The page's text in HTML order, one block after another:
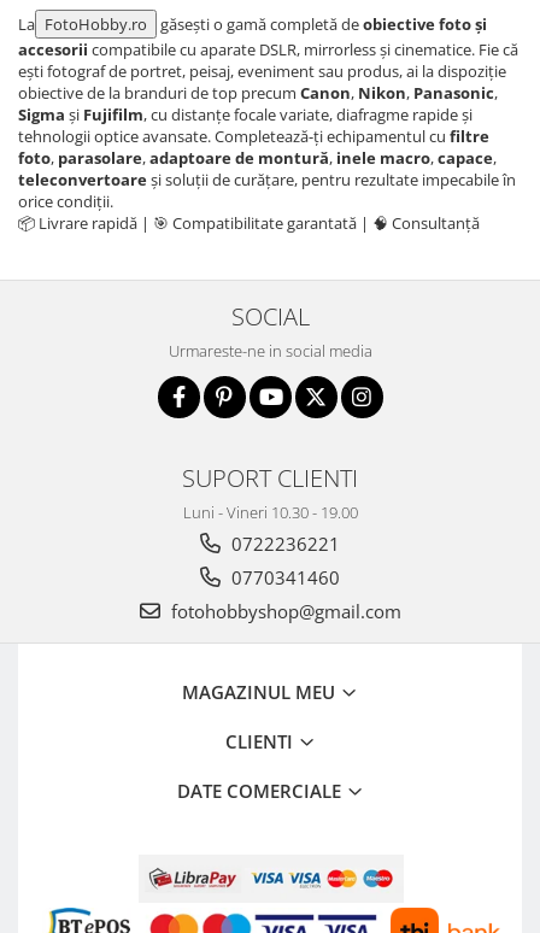
Aparate foto de colectie -
Miniaturi
Accesorii pt. aparate foto de
colectie
Aparate de colectie de tip Box-
Camera
Reviste, carti si software
Aparate foto SECOND HAND
Aparate foto Mirrorless (SH)
Aparate foto DSLR (SH)
Aparate foto SLR (pe film) (SH)
Aparate Foto Compacte (SH)
Obiective foto Mirrorless (SH)
Obiective foto DSLR (SH)
Obiective foto SLR (pe film) (SH)
Accesorii pentru obiective ,
SECOND HAND
Blitz-uri studio , SECOND HAND
Imprimante SECOND HAND
Genti, huse, curele
La FotoHobby.ro găsești o gamă completă deobiective foto și
accesorii compatibile cu aparate DSLR, mirrorless și cinematice. Fie că
ești fotograf de portret, peisaj, eveniment sau produs, ai la dispoziție
obiective de la branduri de top precum Canon, Nikon, Panasonic,
Sigma și Fujifilm, cu distanțe focale variate, diafragme rapide și
tehnologii optice avansate. Completează-ți echipamentul cu filtre
foto, parasolare,adaptoare de montură, inele macro,capace,
teleconvertoareși soluții de curățare, pentru rezultate impecabile în
orice condiții.
📦 Livrare rapidă | 🎯 Compatibilitate garantată | 🧠 Consultanță
SOCIAL
Urmareste-ne in social media
SUPORT CLIENTI
Luni - Vineri 10.30 - 19.00
0722236221
0770341460
fotohobbyshop@gmail.com
MAGAZINUL MEU
CLIENTI
DATE COMERCIALE